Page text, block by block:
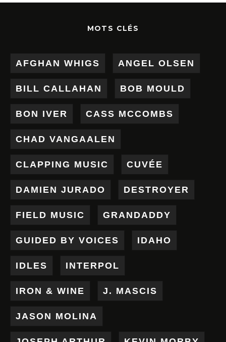
MOTS CLÉS
AFGHAN WHIGS ANGEL OLSEN
BILL CALLAHAN BOB MOULD
BON IVER CASS MCCOMBS
CHAD VANGAALEN
CLAPPING MUSIC CUVÉE
DAMIEN JURADO DESTROYER
FIELD MUSIC GRANDADDY
GUIDED BY VOICES IDAHO
IDLES INTERPOL
IRON & WINE J. MASCIS
JASON MOLINA